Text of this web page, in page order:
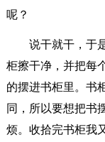
呢？
说干就干，于
柜擦干净，并把每
的摆进书柜里。书
同，所以要想把书
烦。收拾完书柜我